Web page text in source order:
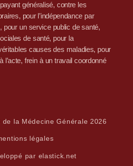
généralisé, contre les
pour l’indépendance par
pour un service public de santé,
de santé, pour la
causes des maladies, pour
l’acte, frein à un travail coordonné
la Médecine Générale 2026
légales
par elastick.net